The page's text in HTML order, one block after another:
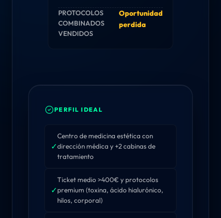
PROTOCOLOS
COMBINADOS
VENDIDOS
Oportunidad
perdida
PERFIL IDEAL
✓
Centro de medicina estética con
dirección médica y +2 cabinas de
tratamiento
✓
Ticket medio >400€ y protocolos
premium (toxina, ácido hialurónico,
hilos, corporal)